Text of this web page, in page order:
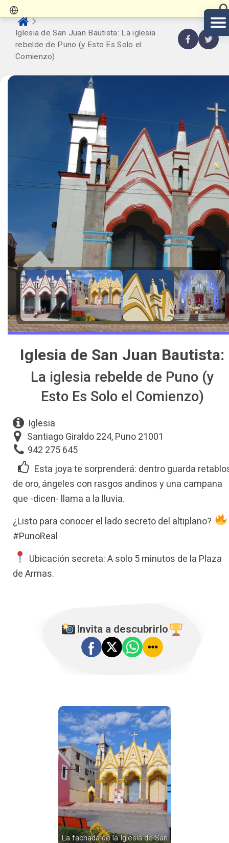
Iglesia de San Juan Bautista: La iglesia
rebelde de Puno (y Esto Es Solo el
Comienzo)
Iglesia de San Juan Bautista:
La iglesia rebelde de Puno (y
Esto Es Solo el Comienzo)
Iglesia
Santiago Giraldo 224, Puno 21001
942 275 645
Esta joya te sorprenderá: dentro guarda
de oro, ángeles con rasgos andinos y una campana
que -dicen- llama a la lluvia.
¿Listo para conocer el lado secreto del altiplano?
#PunoReal
Ubicación secreta: A solo 5 minutos de la Plaza
de Armas.
Invita a descubrirlo
La fachada de la Iglesia de San